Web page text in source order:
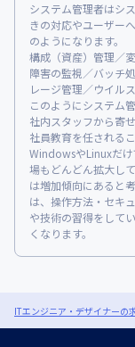
システム管理者はシ
きの対応やユーザー
のようになります。
構成（資産）管理／
障害の監視／バッチ
レージ管理／ウイル
このようにシステム
社内スタッフから寄
社員教育を任される
WindowsやLinuxだ
場もどんどん拡大し
は増加傾向にあると
は、操作方法・セキ
や技術の習得をして
くなります。
ITエンジニア・デザイナーの